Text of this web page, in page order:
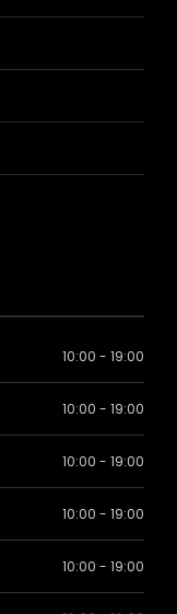
10:00 - 19:00
10:00 - 19:00
10:00 - 19:00
10:00 - 19:00
10:00 - 19:00